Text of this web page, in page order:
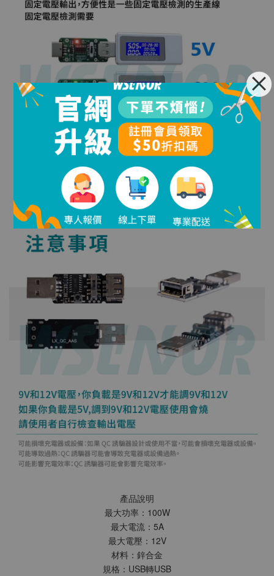
產品說明
最大功率：100W
最大電流：5A
最大電壓：12V
材料：鋅合金
規格：USB轉USB